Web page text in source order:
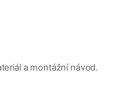
a montážní návod.